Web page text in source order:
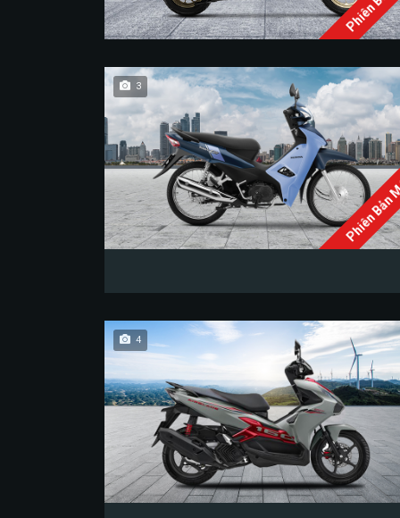
Phiên
3
4